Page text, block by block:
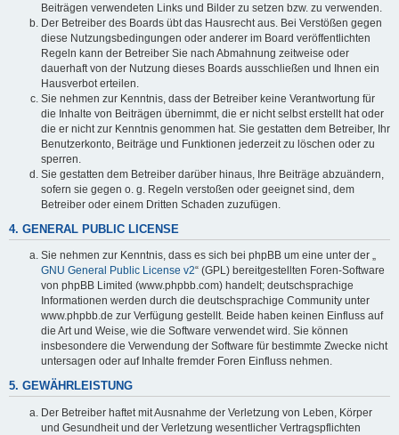
Beiträgen verwendeten Links und Bilder zu setzen bzw. zu verwenden.
Der Betreiber des Boards übt das Hausrecht aus. Bei Verstößen gegen
diese Nutzungsbedingungen oder anderer im Board veröffentlichten
Regeln kann der Betreiber Sie nach Abmahnung zeitweise oder
dauerhaft von der Nutzung dieses Boards ausschließen und Ihnen ein
Hausverbot erteilen.
Sie nehmen zur Kenntnis, dass der Betreiber keine Verantwortung für
die Inhalte von Beiträgen übernimmt, die er nicht selbst erstellt hat oder
die er nicht zur Kenntnis genommen hat. Sie gestatten dem Betreiber, Ihr
Benutzerkonto, Beiträge und Funktionen jederzeit zu löschen oder zu
sperren.
Sie gestatten dem Betreiber darüber hinaus, Ihre Beiträge abzuändern,
sofern sie gegen o. g. Regeln verstoßen oder geeignet sind, dem
Betreiber oder einem Dritten Schaden zuzufügen.
4. GENERAL PUBLIC LICENSE
Sie nehmen zur Kenntnis, dass es sich bei phpBB um eine unter der „
GNU General Public License v2“ (GPL) bereitgestellten Foren-Software
von phpBB Limited (www.phpbb.com) handelt; deutschsprachige
Informationen werden durch die deutschsprachige Community unter
www.phpbb.de zur Verfügung gestellt. Beide haben keinen Einfluss auf
die Art und Weise, wie die Software verwendet wird. Sie können
insbesondere die Verwendung der Software für bestimmte Zwecke nicht
untersagen oder auf Inhalte fremder Foren Einfluss nehmen.
5. GEWÄHRLEISTUNG
Der Betreiber haftet mit Ausnahme der Verletzung von Leben, Körper
und Gesundheit und der Verletzung wesentlicher Vertragspflichten